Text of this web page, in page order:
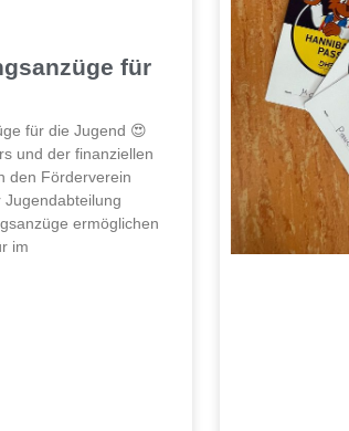
für
für die Jugend 😍
und der finanziellen
den Förderverein
Jugendabteilung
ermöglichen
im